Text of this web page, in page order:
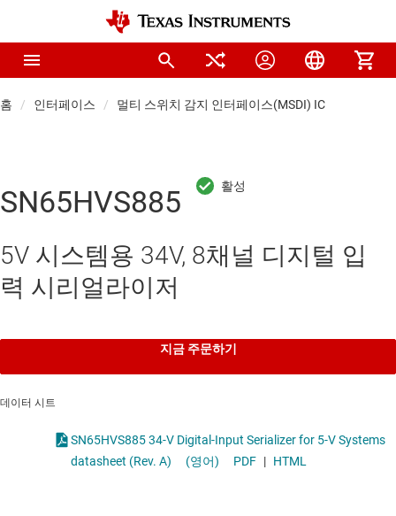
홈 인터페이스 멀티 스위치 감지 인터페이스(MSDI) IC
SN65HVS885
5V 시스템용 34V, 8채널 디지털 입
력 시리얼라이저
지금 주문하기
데이터 시트
SN65HVS885 34-V Digital-Input Serializer for 5-V Systems
datasheet (Rev. A)
(영어) PDF | HTML